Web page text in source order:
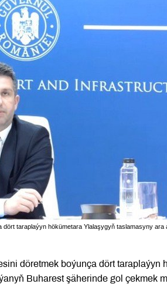
taraplaýyn hökümetara Ylalaşygyň taslamasyny ara
döretmek boýunça dört taraplaýyn
Buharest şäherinde gol çekmek